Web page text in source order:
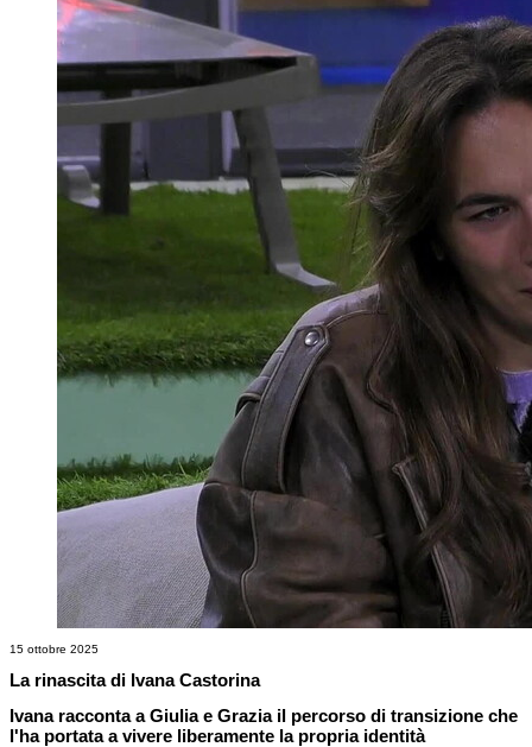
15 ottobre 2025
La rinascita di Ivana Castorina
Ivana racconta a Giulia e Grazia il percorso di transizione che
l'ha portata a vivere liberamente la propria identità